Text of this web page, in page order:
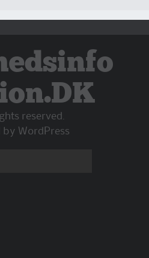
reserved.
by WordPress